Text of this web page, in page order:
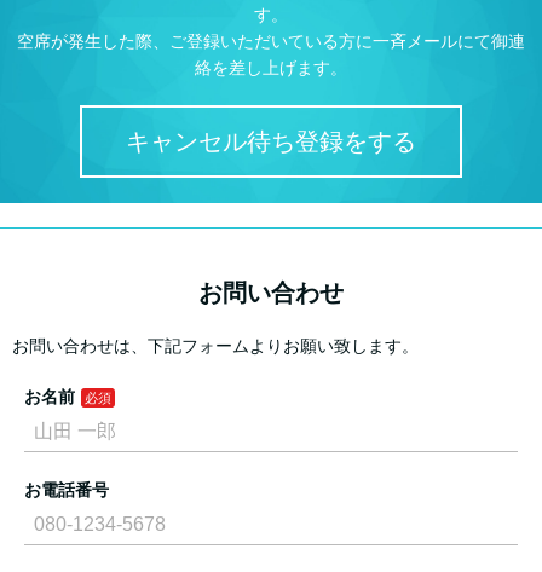
す。
空席が発生した際、ご登録いただいている方に一斉メールにて御連
絡を差し上げます。
キャンセル待ち登録をする
お問い合わせ
お問い合わせは、下記フォームよりお願い致します。
お名前
お電話番号